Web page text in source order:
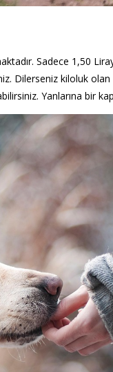
Sadece 1,50
Dilerseniz kiloluk
Yanlarına bir